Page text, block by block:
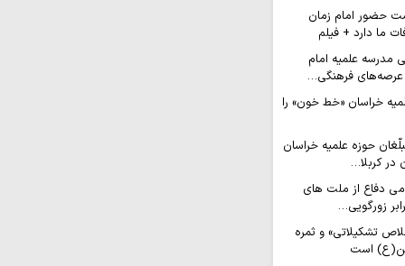
حضور امام زمان
ما دارد + فیلم
مدرسه علمیه امام
فرهنگی…
خراسان «خط خون» را
حوزه علمیه خراسان
در کربلا…
دفاع از ملت های
زورگویی…
تشکیلاتی» و ثمره
است